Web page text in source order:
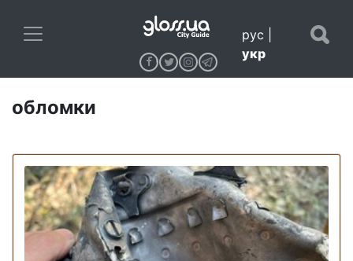
рус
укр
обломки